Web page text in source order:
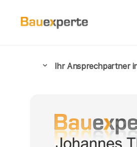
Ihr Ansprechpartner